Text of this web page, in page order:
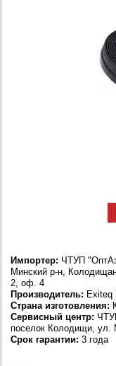
Импортер: ЧТУП
Минский р-н,
2, оф. 4
Производитель: Exiteq
Страна изготовления:
Сервисный центр:
поселок Колодищи,
Срок гарантии: 3 года